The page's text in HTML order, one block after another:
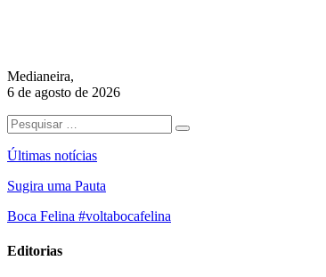
Medianeira,
6 de agosto de 2026
Últimas notícias
Sugira uma Pauta
Boca Felina #voltabocafelina
Editorias